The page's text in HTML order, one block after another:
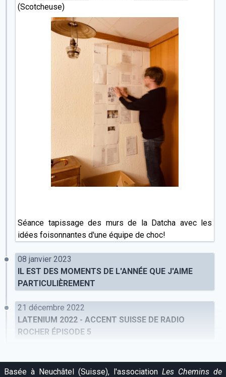
(Scotcheuse)
Séance tapissage des murs de la Datcha avec les
idées foisonnantes d'une équipe de choc!
08 janvier 2023
IL EST DES MOMENTS DE L'ANNÉE QUE J'AIME
PARTICULIÈREMENT
21 décembre 2022
LATENIUM 2022 - ACCENT SUISSE DE RADIO
ROCHER ÉPISODE 5
Basée à Neuchâtel (Suisse), l'association Les Chemins de